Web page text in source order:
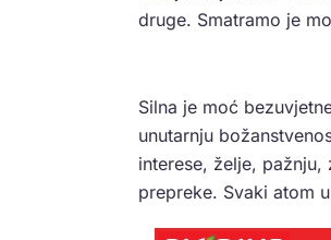
druge. Smatramo je
Silna je moć
unutarnju
interese, želje,
prepreke. Svaki atom